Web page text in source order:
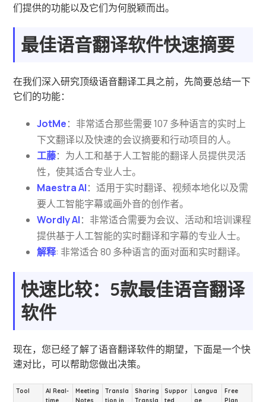
们提供的功能以及它们为何脱颖而出。
最佳语音翻译软件快速摘要
在我们深入研究顶级语音翻译工具之前，先简要总结一下
它们的功能：
JotMe：非常适合那些需要 107 多种语言的实时上
下文翻译以及快速的会议摘要和行动项目的人。
工藤：为人工和基于人工智能的翻译人员提供灵活
性，使其适合专业人士。
Maestra AI：适用于实时翻译、视频本地化以及需
要人工智能字幕或画外音的创作者。
Wordly AI：非常适合需要为会议、活动和培训课程
提供基于人工智能的实时翻译和字幕的专业人士。
解释: 非常适合 80 多种语言的面对面和实时翻译。
快速比较：5款最佳语音翻译
软件
现在，您已经了解了语音翻译软件的期望，下面是一个快
速对比，可以帮助您做出决策。
Tool
AI Real-
Meeting
Transla
Sharing
Suppor
Langua
Free